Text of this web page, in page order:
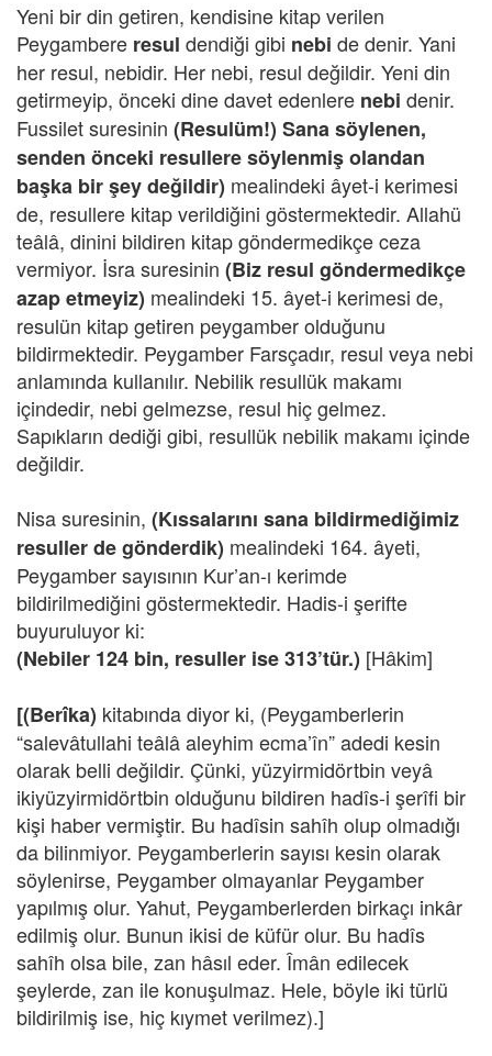
Yeni bir din getiren, kendisine kitap verilen
Peygambere resul dendiği gibi nebi de denir. Yani
her resul, nebidir. Her nebi, resul değildir. Yeni din
getirmeyip, önceki dine davet edenlere nebi denir.
Fussilet suresinin (Resulüm!) Sana söylenen,
senden önceki resullere söylenmiş olandan
başka bir şey değildir) mealindeki âyet-i kerimesi
de, resullere kitap verildiğini göstermektedir. Allahü
teâlâ, dinini bildiren kitap göndermedikçe ceza
vermiyor. İsra suresinin (Biz resul göndermedikçe
azap etmeyiz) mealindeki 15. âyet-i kerimesi de,
resulün kitap getiren peygamber olduğunu
bildirmektedir. Peygamber Farsçadır, resul veya nebi
anlamında kullanılır. Nebilik resullük makamı
içindedir, nebi gelmezse, resul hiç gelmez.
Sapıkların dediği gibi, resullük nebilik makamı içinde
değildir.
Nisa suresinin, (Kıssalarını sana bildirmediğimiz
resuller de gönderdik) mealindeki 164. âyeti,
Peygamber sayısının Kur’an-ı kerimde
bildirilmediğini göstermektedir. Hadis-i şerifte
buyuruluyor ki:
(Nebiler 124 bin, resuller ise 313’tür.) [Hâkim]
[(Berîka) kitabında diyor ki, (Peygamberlerin
“salevâtullahi teâlâ aleyhim ecma’în” adedi kesin
olarak belli değildir. Çünki, yüzyirmidörtbin veyâ
ikiyüzyirmidörtbin olduğunu bildiren hadîs-i şerîfi bir
kişi haber vermiştir. Bu hadîsin sahîh olup olmadığı
da bilinmiyor. Peygamberlerin sayısı kesin olarak
söylenirse, Peygamber olmayanlar Peygamber
yapılmış olur. Yahut, Peygamberlerden birkaçı inkâr
edilmiş olur. Bunun ikisi de küfür olur. Bu hadîs
sahîh olsa bile, zan hâsıl eder. Îmân edilecek
şeylerde, zan ile konuşulmaz. Hele, böyle iki türlü
bildirilmiş ise, hiç kıymet verilmez).]